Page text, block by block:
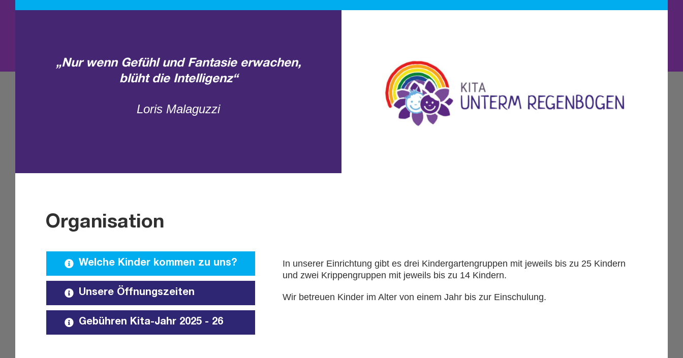
„Nur wenn Gefühl und Fantasie erwachen,
blüht die Intelligenz“
Loris Malaguzzi
Organisation
Welche Kinder kommen zu uns?
Unsere Öffnungszeiten
Gebühren Kita-Jahr 2025 - 26
In unserer Einrichtung gibt es drei Kindergartengruppen mit jeweils bis zu 25 Kindern
und zwei Krippengruppen mit jeweils bis zu 14 Kindern.
Wir betreuen Kinder im Alter von einem Jahr bis zur Einschulung.